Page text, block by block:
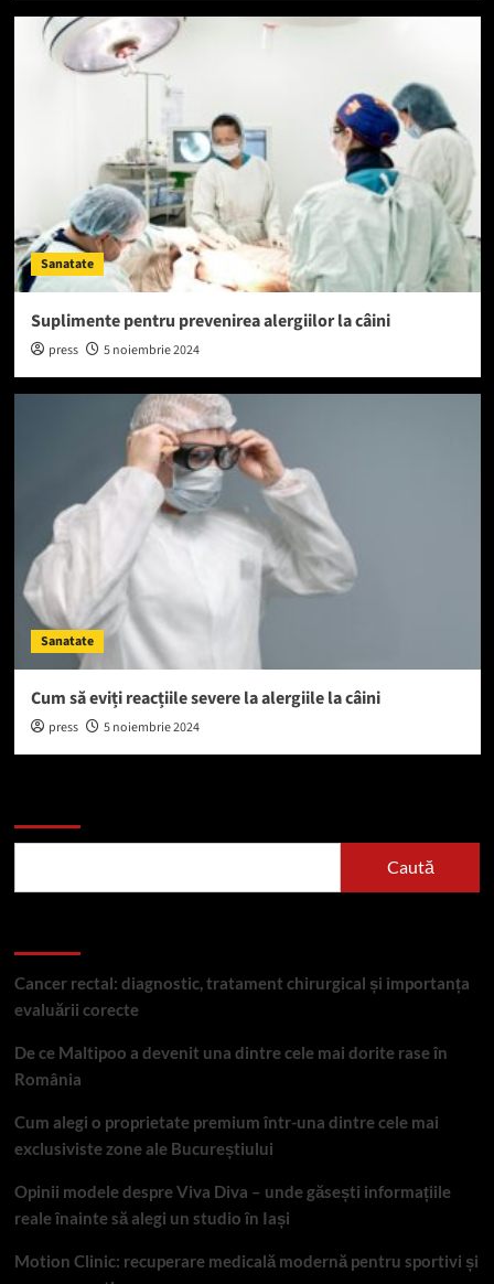
Sanatate
Suplimente pentru prevenirea alergiilor la câini
press 5 noiembrie 2024
Sanatate
Cum să eviți reacțiile severe la alergiile la câini
press 5 noiembrie 2024
Caută
Cancer rectal: diagnostic, tratament chirurgical și importanța
evaluării corecte
De ce Maltipoo a devenit una dintre cele mai dorite rase în
România
Cum alegi o proprietate premium într-una dintre cele mai
exclusiviste zone ale Bucureștiului
Opinii modele despre Viva Diva – unde găsești informațiile
reale înainte să alegi un studio în Iași
Motion Clinic: recuperare medicală modernă pentru sportivi și